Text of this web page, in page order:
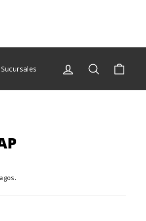
Sucursales Ingresar Buscar